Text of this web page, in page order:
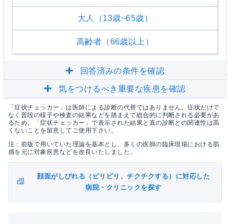
大人（13歳~65歳）
高齢者（66歳以上）
回答済みの条件を確認
気をつけるべき重要な疾患を確認
「症状チェッカー」は医師による診断の代替ではありません。症状だけで
なく普段の様子や検査の結果などを踏まえて総合的に判断される必要があ
るため、「症状チェッカー」で表示された結果と真の診断との関連性は高
くないことを留意してご使用下さい。
注：前版で用いていた理論を基本とし、多くの医師の臨床現場における肌
感を元に対象疾患などを改良いたしました。
顔面がしびれる（ピリピリ、チクチクする）に対応した
病院・クリニックを探す